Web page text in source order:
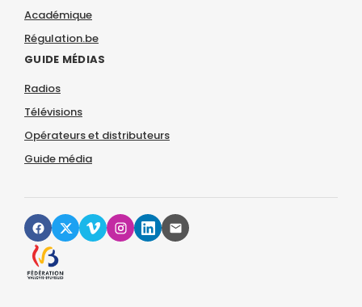
Académique
Régulation.be
GUIDE MÉDIAS
Radios
Télévisions
Opérateurs et distributeurs
Guide média